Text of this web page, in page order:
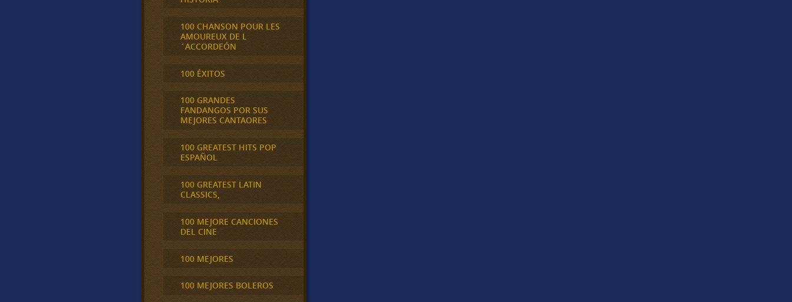
100 CHANSON POUR LES
AMOUREUX DE L
´ACCORDEÓN
100 ÉXITOS
100 GRANDES
FANDANGOS POR SUS
MEJORES CANTAORES
100 GREATEST HITS POP
ESPAÑOL
100 GREATEST LATIN
CLASSICS,
100 MEJORE CANCIONES
DEL CINE
100 MEJORES
100 MEJORES BOLEROS